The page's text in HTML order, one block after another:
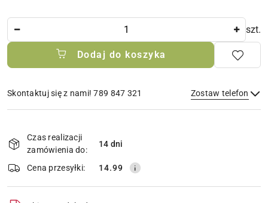
szt.
Dodaj do koszyka
Skontaktuj się z nami! 789 847 321 Zostaw telefon
Wyślij
dostawa
Czas realizacji
zamówienia do:
14 dni
Cena przesyłki: 14.99